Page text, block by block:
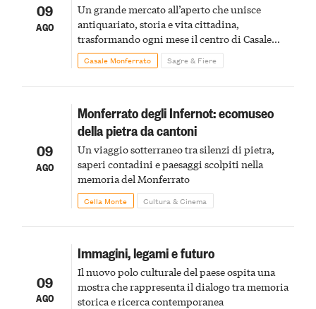
09
AGO
Un grande mercato all’aperto che unisce
antiquariato, storia e vita cittadina,
trasformando ogni mese il centro di Casale
Monferrato in un luogo di scoperta e racconto
Casale Monferrato Sagre & Fiere
09
AGO
Monferrato degli Infernot: ecomuseo
della pietra da cantoni
Un viaggio sotterraneo tra silenzi di pietra,
saperi contadini e paesaggi scolpiti nella
memoria del Monferrato
Cella Monte Cultura & Cinema
09
AGO
Immagini, legami e futuro
Il nuovo polo culturale del paese ospita una
mostra che rappresenta il dialogo tra memoria
storica e ricerca contemporanea